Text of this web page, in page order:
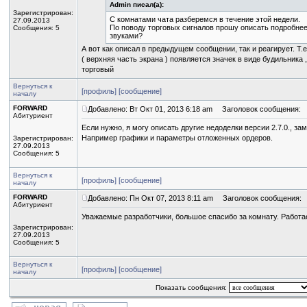
Зарегистрирован:
27.09.2013
Сообщения: 5
Admin писал(а):
С комнатами чата разберемся в течение этой недели.
По поводу торговых сигналов прошу описать
звуками?
А вот как описал в предыдущем сообщении, так и реагирует.
( верхняя часть экрана ) появляется значек в виде
торговый
Вернуться к
началу
[профиль] [сообщение]
FORWARD
Абитуриент
Зарегистрирован:
27.09.2013
Сообщения: 5
Добавлено: Вт Окт 01, 2013 6:18 am Заголовок сообщения:
Если нужно, я могу описать другие недоделки версии 2.7.0.,
Например графики и параметры отложенных ордеров.
Вернуться к
началу
[профиль] [сообщение]
FORWARD
Абитуриент
Зарегистрирован:
27.09.2013
Сообщения: 5
Добавлено: Пн Окт 07, 2013 8:11 am Заголовок сообщения:
Уважаемые разработчики, большое спасибо за комнату.
Вернуться к
началу
[профиль] [сообщение]
Показать сообщения: